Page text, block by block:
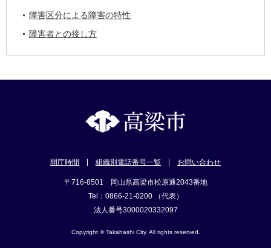
障害区分による障害の特性
障害者との接し方
開庁時間 組織別電話番号一覧 お問い合わせ
〒716-8501 岡山県高梁市松原通2043番地
Tel：0866-21-0200 （代表）
法人番号3000020332097
Copyright © Takahashi City. All rights reserved.